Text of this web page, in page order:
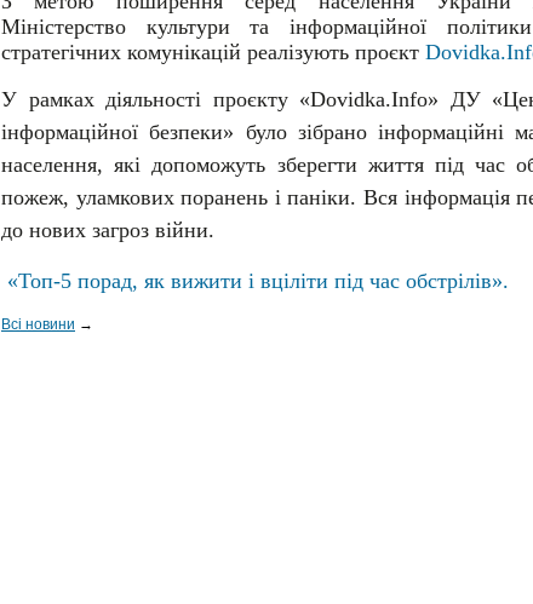
Міністерство культури та інформаційної
стратегічних комунікацій реалізують проєкт
У рамках діяльності проєкту «Dovidka.Info» ДУ
інформаційної безпеки» було зібрано інформаційні
населення, які допоможуть зберегти життя під час
пожеж, уламкових поранень і паніки. Вся інформація
до нових загроз війни.
«Топ-5 порад, як вижити і вціліти під час обстрілів».
Всі новини →